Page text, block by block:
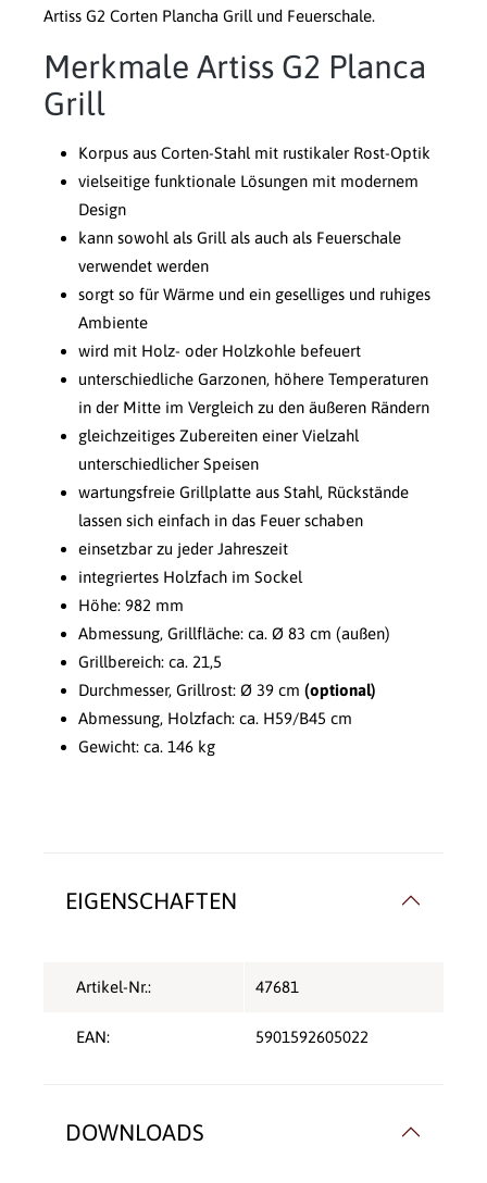
Artiss G2 Corten Plancha Grill und Feuerschale.
Merkmale Artiss G2 Planca
Grill
Korpus aus Corten-Stahl mit rustikaler Rost-Optik
vielseitige funktionale Lösungen mit modernem
Design
kann sowohl als Grill als auch als Feuerschale
verwendet werden
sorgt so für Wärme und ein geselliges und ruhiges
Ambiente
wird mit Holz- oder Holzkohle befeuert
unterschiedliche Garzonen, höhere Temperaturen
in der Mitte im Vergleich zu den äußeren Rändern
gleichzeitiges Zubereiten einer Vielzahl
unterschiedlicher Speisen
wartungsfreie Grillplatte aus Stahl, Rückstände
lassen sich einfach in das Feuer schaben
einsetzbar zu jeder Jahreszeit
integriertes Holzfach im Sockel
Höhe: 982 mm
Abmessung, Grillfläche: ca. Ø 83 cm (außen)
Grillbereich: ca. 21,5
Durchmesser, Grillrost: Ø 39 cm (optional)
Abmessung, Holzfach: ca. H59/B45 cm
Gewicht: ca. 146 kg
EIGENSCHAFTEN
Artikel-Nr.: 47681
EAN: 5901592605022
DOWNLOADS